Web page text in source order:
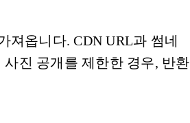
져옵니다. CDN URL과 썸네
진 공개를 제한한 경우, 반환